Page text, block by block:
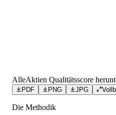
AlleAktien Qualitätsscore
PDF PNG JPG
Die Methodik